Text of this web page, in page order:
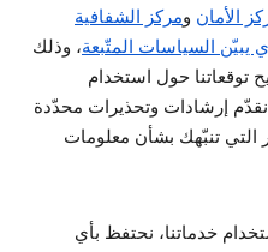
الأمان ومركز الشفافية
يبيّن السياسات المتّبعة، وذلك
توقعاتنا حول استخدام
نقدّم إرشادات وتحذيرات محدّدة
التي تنبّهك بشأن معلومات
خدماتنا، نحتفظ بأي